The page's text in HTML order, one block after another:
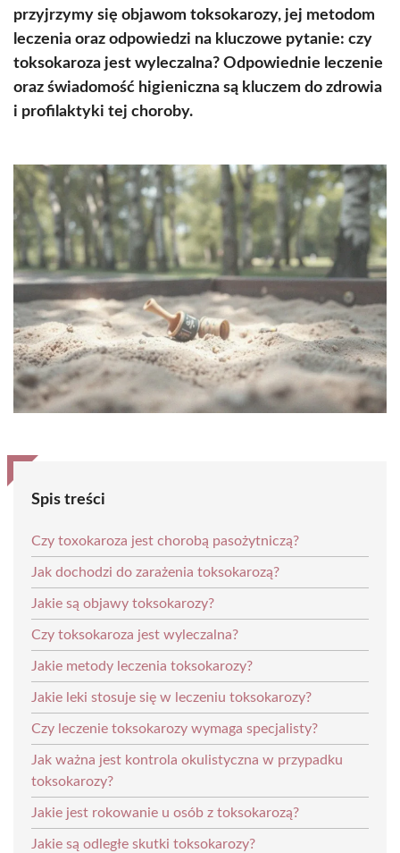
przyjrzymy się objawom toksokarozy, jej metodom
leczenia oraz odpowiedzi na kluczowe pytanie: czy
toksokaroza jest wyleczalna? Odpowiednie leczenie
oraz świadomość higieniczna są kluczem do zdrowia
i profilaktyki tej choroby.
Spis treści
Czy toxokaroza jest chorobą pasożytniczą?
Jak dochodzi do zarażenia toksokarozą?
Jakie są objawy toksokarozy?
Czy toksokaroza jest wyleczalna?
Jakie metody leczenia toksokarozy?
Jakie leki stosuje się w leczeniu toksokarozy?
Czy leczenie toksokarozy wymaga specjalisty?
Jak ważna jest kontrola okulistyczna w przypadku
toksokarozy?
Jakie jest rokowanie u osób z toksokarozą?
Jakie są odległe skutki toksokarozy?